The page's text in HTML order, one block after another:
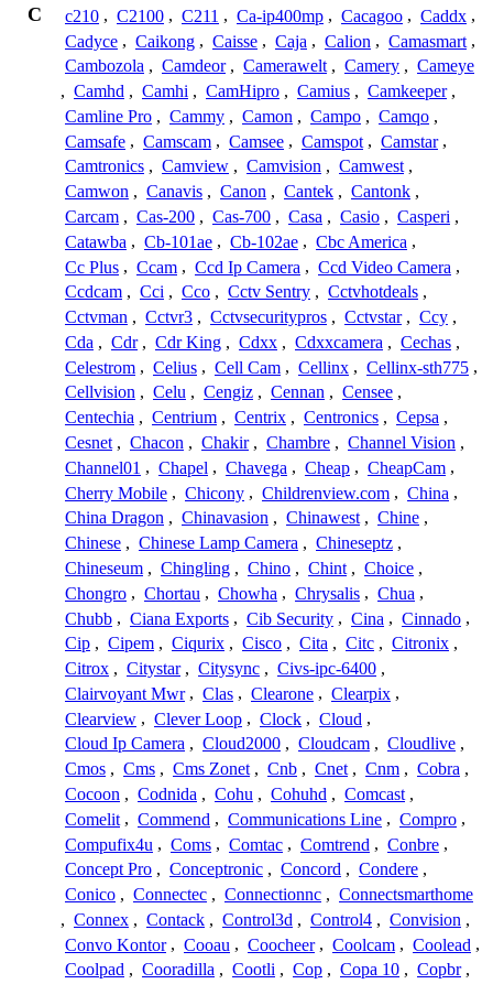
C c210 , C2100 , C211 , Ca-ip400mp , Cacagoo , Caddx ,
Cadyce , Caikong , Caisse , Caja , Calion , Camasmart ,
Cambozola , Camdeor , Camerawelt , Camery , Cameye
, Camhd , Camhi , CamHipro , Camius , Camkeeper ,
Camline Pro , Cammy , Camon , Campo , Camqo ,
Camsafe , Camscam , Camsee , Camspot , Camstar ,
Camtronics , Camview , Camvision , Camwest ,
Camwon , Canavis , Canon , Cantek , Cantonk ,
Carcam , Cas-200 , Cas-700 , Casa , Casio , Casperi ,
Catawba , Cb-101ae , Cb-102ae , Cbc America ,
Cc Plus , Ccam , Ccd Ip Camera , Ccd Video Camera ,
Ccdcam , Cci , Cco , Cctv Sentry , Cctvhotdeals ,
Cctvman , Cctvr3 , Cctvsecuritypros , Cctvstar , Ccy ,
Cda , Cdr , Cdr King , Cdxx , Cdxxcamera , Cechas ,
Celestrom , Celius , Cell Cam , Cellinx , Cellinx-sth775 ,
Cellvision , Celu , Cengiz , Cennan , Censee ,
Centechia , Centrium , Centrix , Centronics , Cepsa ,
Cesnet , Chacon , Chakir , Chambre , Channel Vision ,
Channel01 , Chapel , Chavega , Cheap , CheapCam ,
Cherry Mobile , Chicony , Childrenview.com , China ,
China Dragon , Chinavasion , Chinawest , Chine ,
Chinese , Chinese Lamp Camera , Chineseptz ,
Chineseum , Chingling , Chino , Chint , Choice ,
Chongro , Chortau , Chowha , Chrysalis , Chua ,
Chubb , Ciana Exports , Cib Security , Cina , Cinnado ,
Cip , Cipem , Ciqurix , Cisco , Cita , Citc , Citronix ,
Citrox , Citystar , Citysync , Civs-ipc-6400 ,
Clairvoyant Mwr , Clas , Clearone , Clearpix ,
Clearview , Clever Loop , Clock , Cloud ,
Cloud Ip Camera , Cloud2000 , Cloudcam , Cloudlive ,
Cmos , Cms , Cms Zonet , Cnb , Cnet , Cnm , Cobra ,
Cocoon , Codnida , Cohu , Cohuhd , Comcast ,
Comelit , Commend , Communications Line , Compro ,
Compufix4u , Coms , Comtac , Comtrend , Conbre ,
Concept Pro , Conceptronic , Concord , Condere ,
Conico , Connectec , Connectionnc , Connectsmarthome
, Connex , Contack , Control3d , Control4 , Convision ,
Convo Kontor , Cooau , Coocheer , Coolcam , Coolead ,
Coolpad , Cooradilla , Cootli , Cop , Copa 10 , Copbr ,